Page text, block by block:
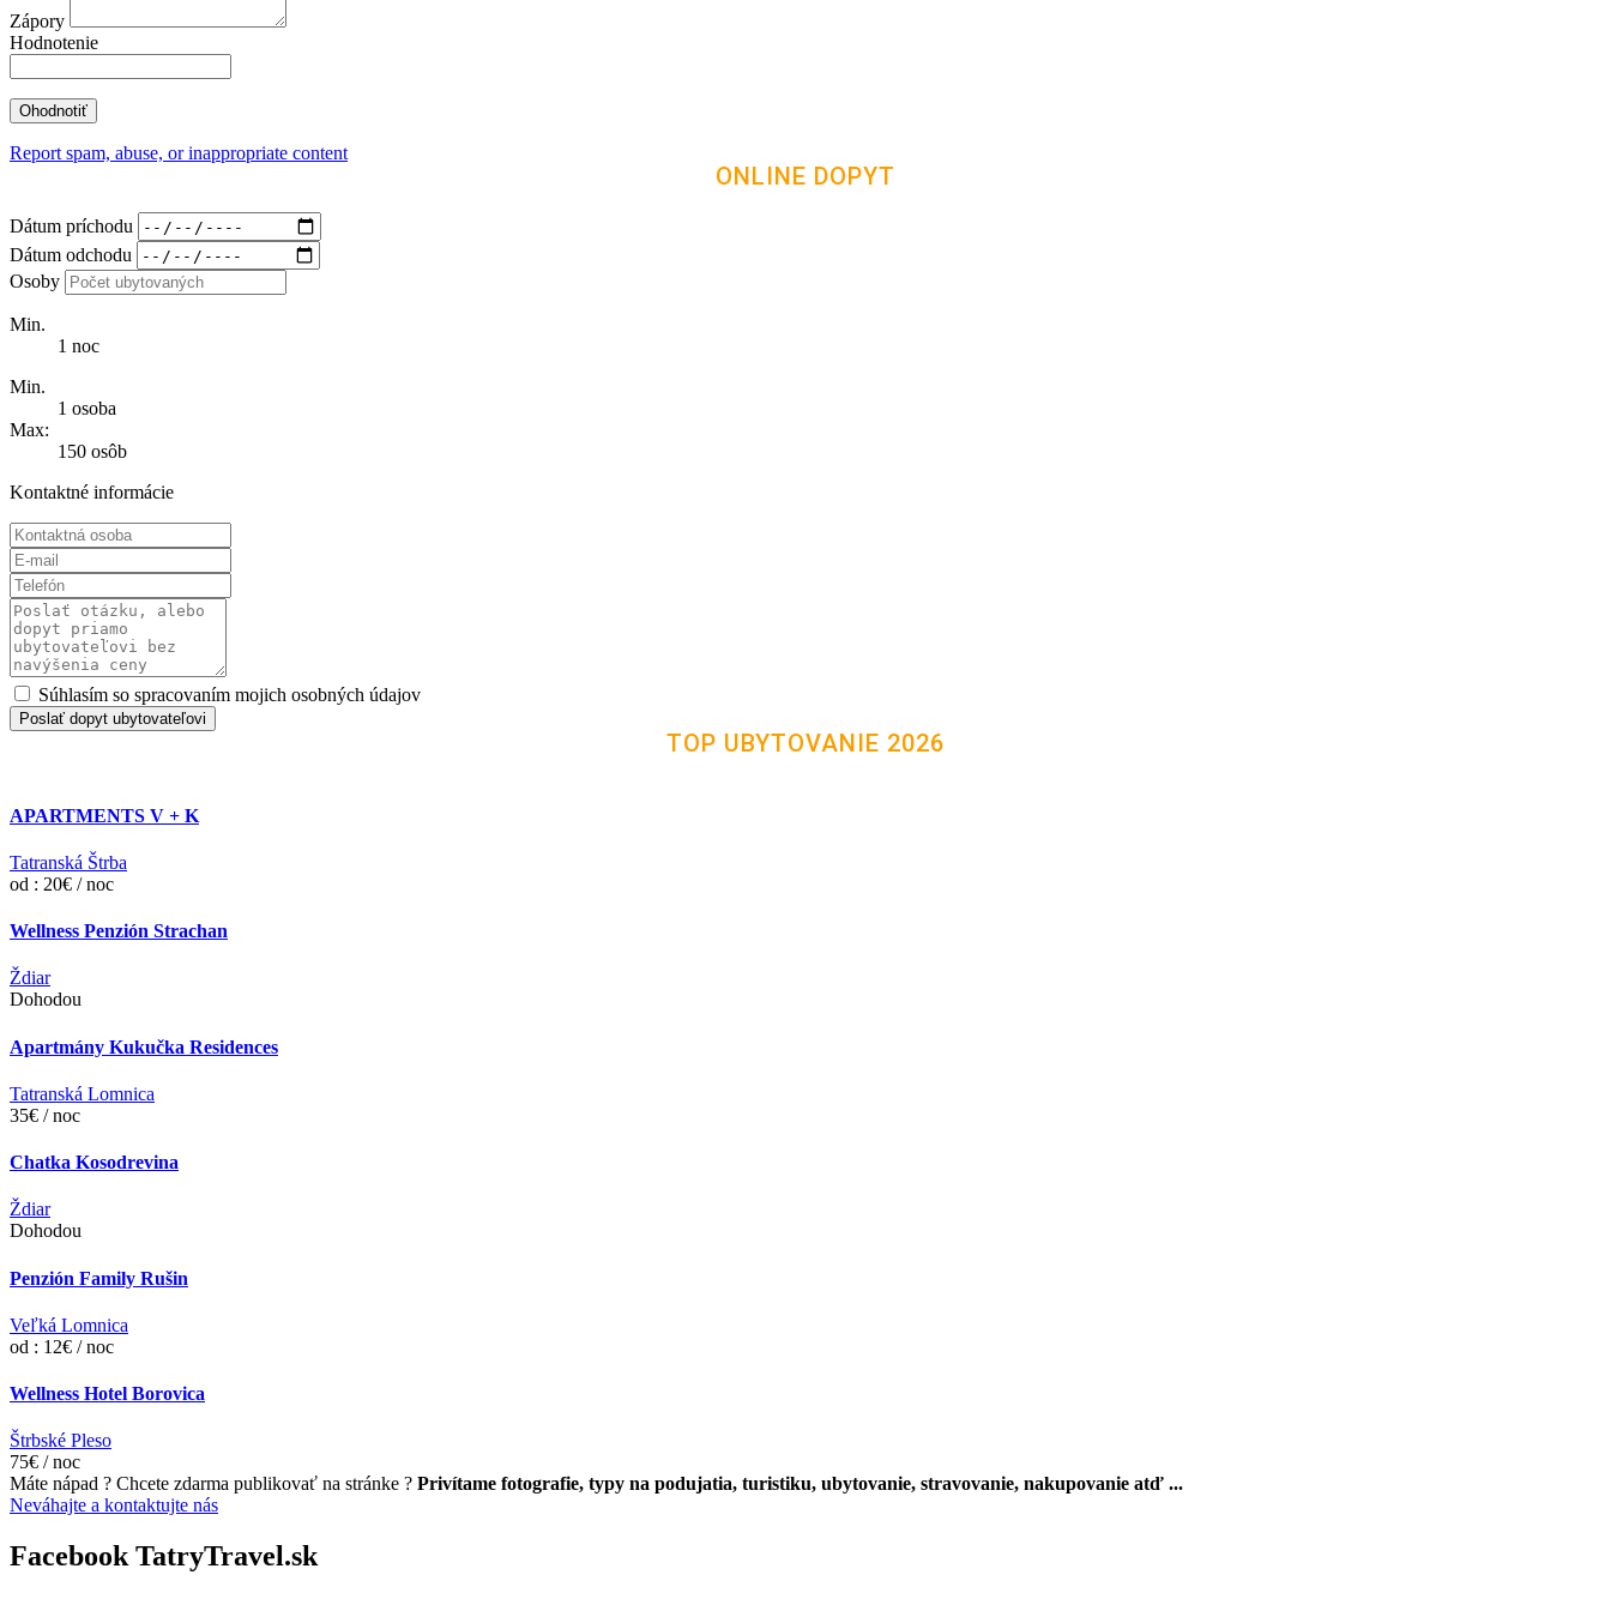
Zápory
Hodnotenie
Report spam, abuse, or inappropriate content
ONLINE DOPYT
Dátum príchodu
Dátum odchodu
Osoby
Min.
1 noc
Min.
1 osoba
Max:
150 osôb
Kontaktné informácie
Súhlasím so spracovaním mojich osobných údajov
Poslať dopyt ubytovateľovi
TOP UBYTOVANIE 2026
APARTMENTS V + K
Tatranská Štrba
od : 20€ / noc
Wellness Penzión Strachan
Ždiar
Dohodou
Apartmány Kukučka Residences
Tatranská Lomnica
35€ / noc
Chatka Kosodrevina
Ždiar
Dohodou
Penzión Family Rušin
Veľká Lomnica
od : 12€ / noc
Wellness Hotel Borovica
Štrbské Pleso
75€ / noc
Máte nápad ? Chcete zdarma publikovať na stránke ? Privítame fotografie, typy na podujatia, turistiku, ubytovanie, stravovanie, nakupovanie atď ...
Neváhajte a kontaktujte nás
Facebook TatryTravel.sk